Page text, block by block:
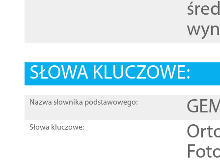
SŁOWA KLUCZOWE:
Nazwa słownika podstawowego:
Słowa kluczowe: